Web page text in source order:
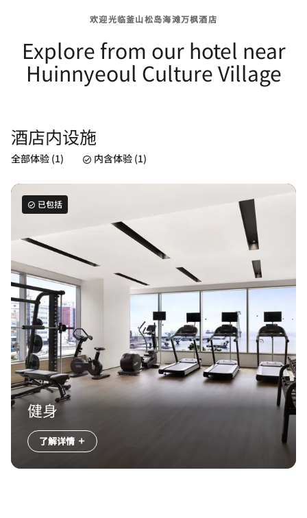
欢迎光临釜山松岛海滩万枫酒店­­
Explore from our hotel near
Huinnyeoul Culture Village
酒店内设施
全部体验 (1) 内含体验 (1)
已包括
健身
了解详情